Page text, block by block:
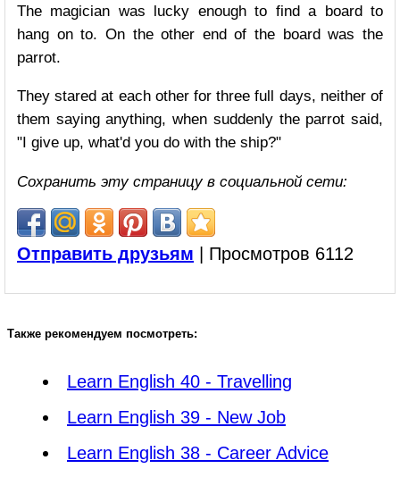
The magician was lucky enough to find a board to
hang on to. On the other end of the board was the
parrot.
They stared at each other for three full days, neither of
them saying anything, when suddenly the parrot said,
"I give up, what'd you do with the ship?"
Сохранить эту страницу в социальной сети:
Отправить друзьям | Просмотров 6112
Также рекомендуем посмотреть:
Learn English 40 - Travelling
Learn English 39 - New Job
Learn English 38 - Career Advice